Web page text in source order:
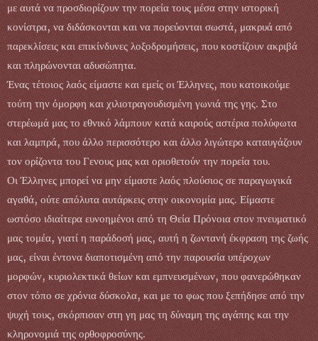
με αυτά να προσδιορίζουν την πορεία τους μέσα στην ιστορική
κονίστρα, να διδάσκονται και να πορεύονται σωστά, μακρυά από
παρεκλίσεις και επικίνδυνες λοξοδρομήσεις, που κοστίζουν ακριβά
και πληρώνονται αδυσώπητα.
Ένας τέτοιος λαός είμαστε και εμείς οι Έλληνες, που κατοικούμε
τούτη την όμορφη και χιλιοτραγουδισμένη γωνιά της γης. Στο
στερέωμά μας το εθνικό λάμπουν κατά καιρούς αστέρια πολύφωτα
και λαμπρά, που άλλο περισσότερο και άλλο λιγώτερο καταυγάζουν
τον ορίζοντα του Γενους μας και οριοθετούν την πορεία του.
Οι Έλληνες μπορεί να μην είμαστε λαός πλούσιος σε παραγωγικά
αγαθά, ούτε απόλυτα αυτάρκεις στην οικονομία μας. Είμαστε
ωστόσο ιδιαίτερα ευνοημένοι από τη Θεία Πρόνοια στον πνευματικό
μας τομέα, γιατί η παράδοσή μας, αυτή η ζωντανή έκφραση της ζωής
μας, είναι έντονα διαποτισμένη από την παρουσία υπέροχων
μορφών, κυριολεκτικά θείων και εμπνευσμένων, που φανερώθηκαν
στον τόπο σε χρόνια δύσκολα, και με το φως που ξεπήδησε από την
ψυχή τους, σκόρπισαν στη γη μας τη δύναμη της αγάπης και την
κληρονομιά της ορθοφροσύνης.